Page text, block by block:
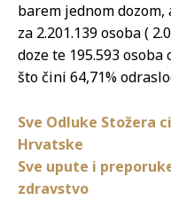
barem jednom
za 2.201.139 osoba (
doze te 195.593
što čini 64,71%
Sve Odluke Stožera
Hrvatske
Sve upute i
zdravstvo